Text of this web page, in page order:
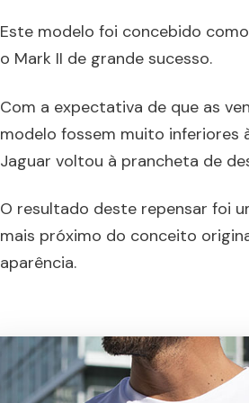
Este modelo foi concebido
o Mark II de grande sucesso.
Com a expectativa de que as
modelo fossem muito inferiores
Jaguar voltou à prancheta de
O resultado deste repensar foi
mais próximo do conceito
aparência.